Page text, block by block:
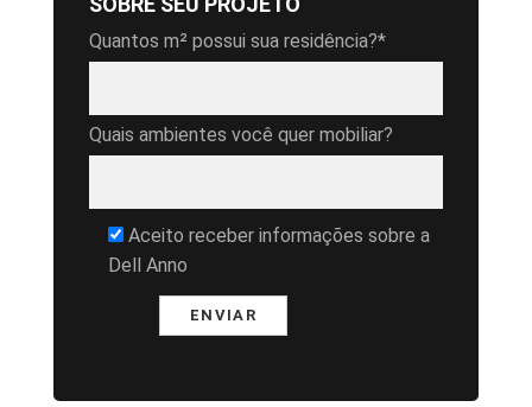
Quantos m² possui sua residência?*
Quais ambientes você quer mobiliar?
Aceito receber informações sobre a
Dell Anno